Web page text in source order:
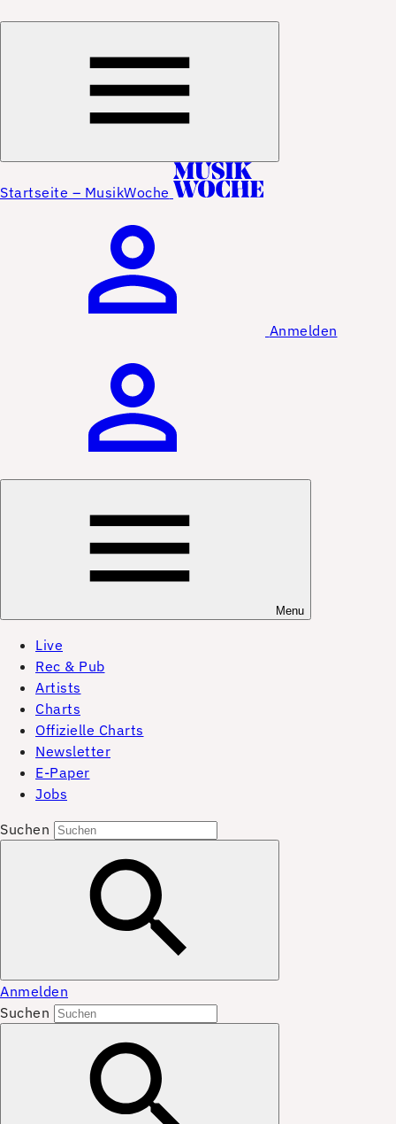
Startseite – MusikWoche
Anmelden
Menu
Live
Rec & Pub
Artists
Charts
Offizielle Charts
Newsletter
E-Paper
Jobs
Suchen
Anmelden
Suchen